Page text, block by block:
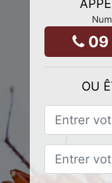
09
OU